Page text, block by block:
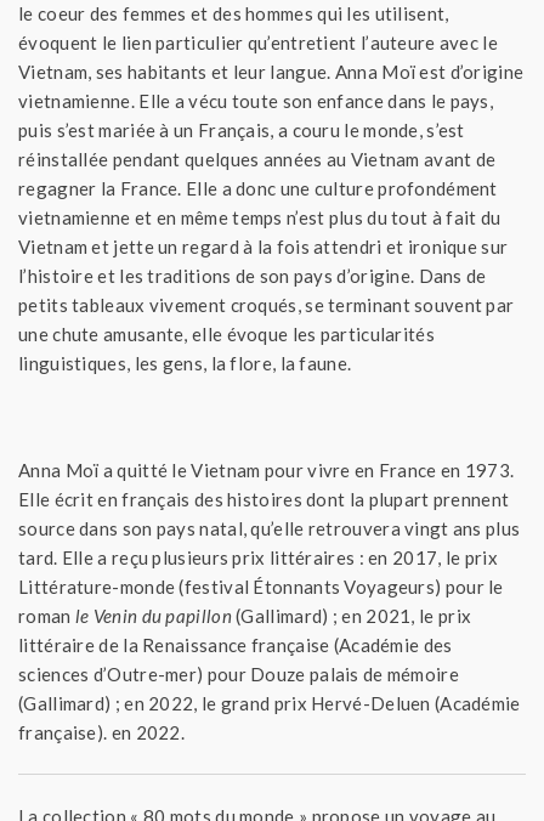
le coeur des femmes et des hommes qui les utilisent,
évoquent le lien particulier qu’entretient l’auteure avec le
Vietnam, ses habitants et leur langue. Anna Moï est d’origine
vietnamienne. Elle a vécu toute son enfance dans le pays,
puis s’est mariée à un Français, a couru le monde, s’est
réinstallée pendant quelques années au Vietnam avant de
regagner la France. Elle a donc une culture profondément
vietnamienne et en même temps n’est plus du tout à fait du
Vietnam et jette un regard à la fois attendri et ironique sur
l’histoire et les traditions de son pays d’origine. Dans de
petits tableaux vivement croqués, se terminant souvent par
une chute amusante, elle évoque les particularités
linguistiques, les gens, la flore, la faune.
Anna Moï a quitté le Vietnam pour vivre en France en 1973.
Elle écrit en français des histoires dont la plupart prennent
source dans son pays natal, qu’elle retrouvera vingt ans plus
tard. Elle a reçu plusieurs prix littéraires : en 2017, le prix
Littérature-monde (festival Étonnants Voyageurs) pour le
roman le Venin du papillon(Gallimard) ; en 2021, le prix
littéraire de la Renaissance française (Académie des
sciences d’Outre-mer) pour Douze palais de mémoire
(Gallimard) ; en 2022, le grand prix Hervé-Deluen (Académie
française). en 2022.
La collection « 80 mots du monde » propose un voyage au